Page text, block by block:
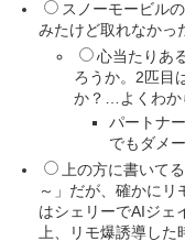
スノーモービル
みたけど取れなか
心当たりあ
ろうか。2匹目
か？…よくわ
パートナ
でもダメ
上の方に書いて
～」だが、確かに
はシェリーでAIジェ
上、リモ爆誘導し